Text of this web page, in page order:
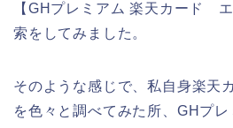
【GHプレミアム 楽天カード
索をしてみました。
そのような感じで、私自身楽天
を色々と調べてみた所、GHプ